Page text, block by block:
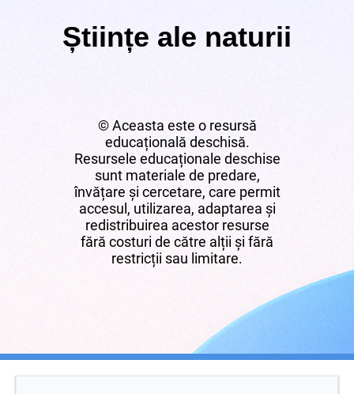
Științe ale naturii
© Aceasta este o resursă
educațională deschisă.
Resursele educaționale deschise
sunt materiale de predare,
învățare și cercetare, care permit
accesul, utilizarea, adaptarea și
redistribuirea acestor resurse
fără costuri de către alții și fără
restricții sau limitare.